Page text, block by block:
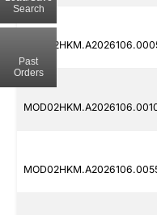
Search
Past
Orders